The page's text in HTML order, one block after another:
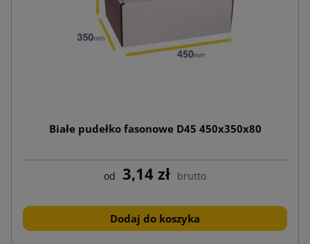
Białe pudełko fasonowe D45 450x350x80
od 3,14 zł brutto
Dodaj do koszyka